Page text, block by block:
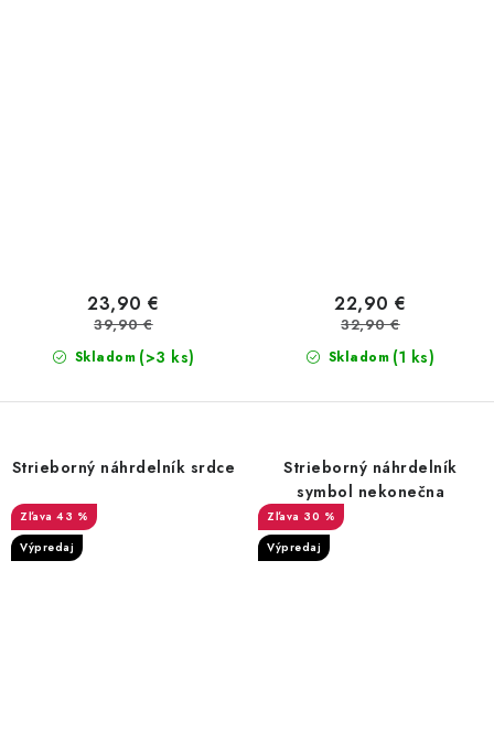
Skladom (>3 ks)
23,90 €
39,90 €
Skladom (1 ks)
22,90 €
32,90 €
Strieborný náhrdelník srdce
43 %
Výpredaj
Strieborný náhrdelník
symbol nekonečna
30 %
Výpredaj